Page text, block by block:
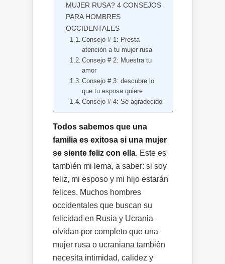
MUJER RUSA? 4 CONSEJOS
PARA HOMBRES
OCCIDENTALES
Consejo # 1: Presta
atención a tu mujer rusa
Consejo # 2: Muestra tu
amor
Consejo # 3: descubre lo
que tu esposa quiere
Consejo # 4: Sé agradecido
Todos sabemos que una
familia es exitosa si una mujer
se siente feliz con ella. Este es
también mi lema, a saber: si soy
feliz, mi esposo y mi hijo estarán
felices. Muchos hombres
occidentales que buscan su
felicidad en Rusia y Ucrania
olvidan por completo que una
mujer rusa o ucraniana también
necesita intimidad, calidez y